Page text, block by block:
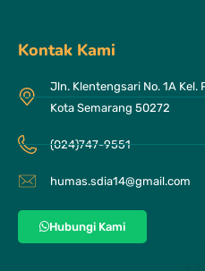
Kontak Kami
Jln. Klentengsari No. 1A Kel.
Kota Semarang 50272
(024)747-9551
humas.sdia14@gmail.com
Hubungi Kami